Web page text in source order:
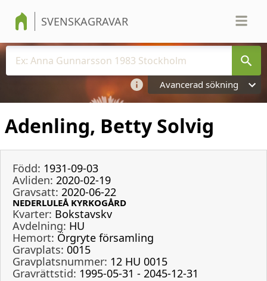
SVENSKAGRAVAR
Avancerad sökning
Adenling, Betty Solvig
Född: 1931-09-03
Avliden: 2020-02-19
Gravsatt: 2020-06-22
NEDERLULEÅ KYRKOGÅRD
Kvarter: Bokstavskv
Avdelning: HU
Hemort: Örgryte församling
Gravplats: 0015
Gravplatsnummer: 12 HU 0015
Gravrättstid: 1995-05-31 - 2045-12-31